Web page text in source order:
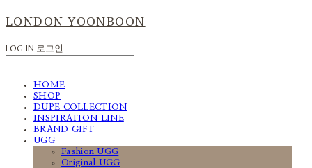
LONDON YOONBOON
LOG IN 로그인
HOME
SHOP
DUPE COLLECTION
INSPIRATION LINE
BRAND GIFT
UGG
Fashion UGG
Original UGG